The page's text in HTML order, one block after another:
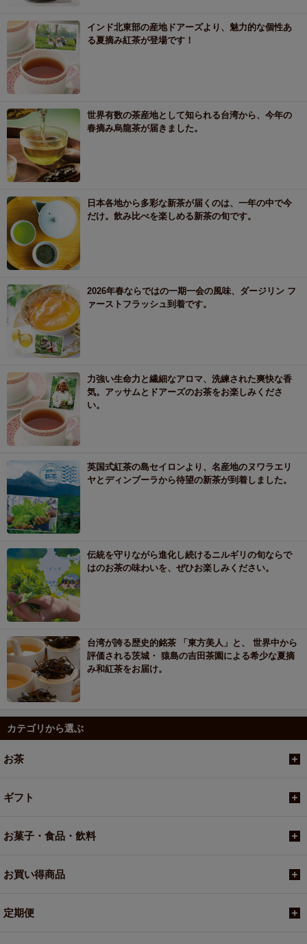
インド北東部の産地ドアーズより、魅力的な個性あ
る夏摘み紅茶が登場です！
世界有数の茶産地として知られる台湾から、今年の
春摘み烏龍茶が届きました。
日本各地から多彩な新茶が届くのは、一年の中で今
だけ。飲み比べを楽しめる新茶の旬です。
2026年春ならではの一期一会の風味、ダージリン フ
ァーストフラッシュ到着です。
力強い生命力と繊細なアロマ、洗練された爽快な香
気。アッサムとドアーズのお茶をお楽しみくださ
い。
英国式紅茶の島セイロンより、名産地のヌワラエリ
ヤとディンブーラから待望の新茶が到着しました。
伝統を守りながら進化し続けるニルギリの旬ならで
はのお茶の味わいを、ぜひお楽しみください。
台湾が誇る歴史的銘茶 「東方美人」と、 世界中から
評価される茨城・ 猿島の吉田茶園による希少な夏摘
み和紅茶をお届け。
カテゴリから選ぶ
お茶
ギフト
お菓子・食品・飲料
お買い得商品
定期便